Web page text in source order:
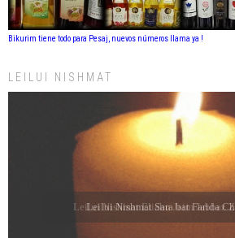
Bikurim tiene todo para Pesaj, nuevos números llama ya !
LEILUI NISHMAT
Leilui Nishmat Eliahu Jaim Jabbaz